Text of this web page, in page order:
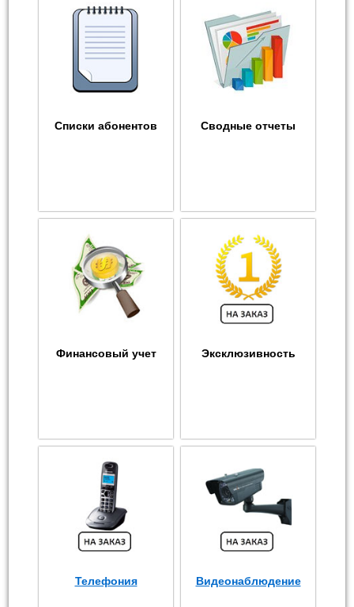
Списки абонентов Сводные отчеты
Финансовый учет Эксклюзивность
Телефония Видеонаблюдение